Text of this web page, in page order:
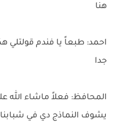
هنا
احمد: طبعاً يا فندم قولتلي
جدا
المحافظ: فعلاً ماشاء الله
يشوف النماذج دي في شبابنا